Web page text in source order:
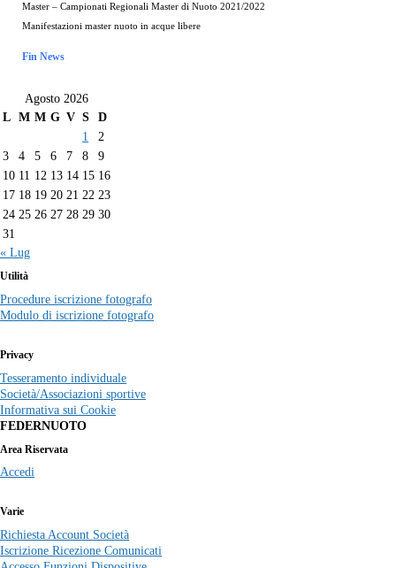
Master – Campionati Regionali Master di Nuoto 2021/2022
Manifestazioni master nuoto in acque libere
Fin News
Agosto 2026
L M M G V S
D
1
2
3
4 5 6 7 8
9
10 11 12 13 14 15 16
17 18 19 20 21 22 23
24 25 26 27 28 29 30
31
« Lug
Utilità
Procedure iscrizione fotografo
Modulo di iscrizione fotografo
Privacy
Tesseramento individuale
Società/Associazioni sportive
Informativa sui Cookie
FEDERNUOTO
Area Riservata
Accedi
Varie
Richiesta Account Società
Iscrizione Ricezione Comunicati